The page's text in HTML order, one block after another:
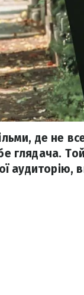
де не
глядача.
аудиторію,